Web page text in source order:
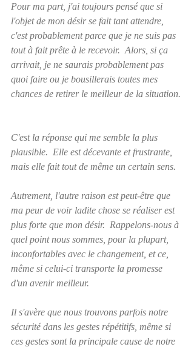
Pour ma part, j'ai toujours pensé que si
l'objet de mon désir se fait tant attendre,
c'est probablement parce que je ne suis pas
tout à fait prête à le recevoir.  Alors, si ça
arrivait, je ne saurais probablement pas
quoi faire ou je bousillerais toutes mes
chances de retirer le meilleur de la situation.
C'est la réponse qui me semble la plus
plausible.  Elle est décevante et frustrante,
mais elle fait tout de même un certain sens.
Autrement, l'autre raison est peut-être que
ma peur de voir ladite chose se réaliser est
plus forte que mon désir.  Rappelons-nous à
quel point nous sommes, pour la plupart,
inconfortables avec le changement, et ce,
même si celui-ci transporte la promesse
d'un avenir meilleur.
Il s'avère que nous trouvons parfois notre
sécurité dans les gestes répétitifs, même si
ces gestes sont la principale cause de notre